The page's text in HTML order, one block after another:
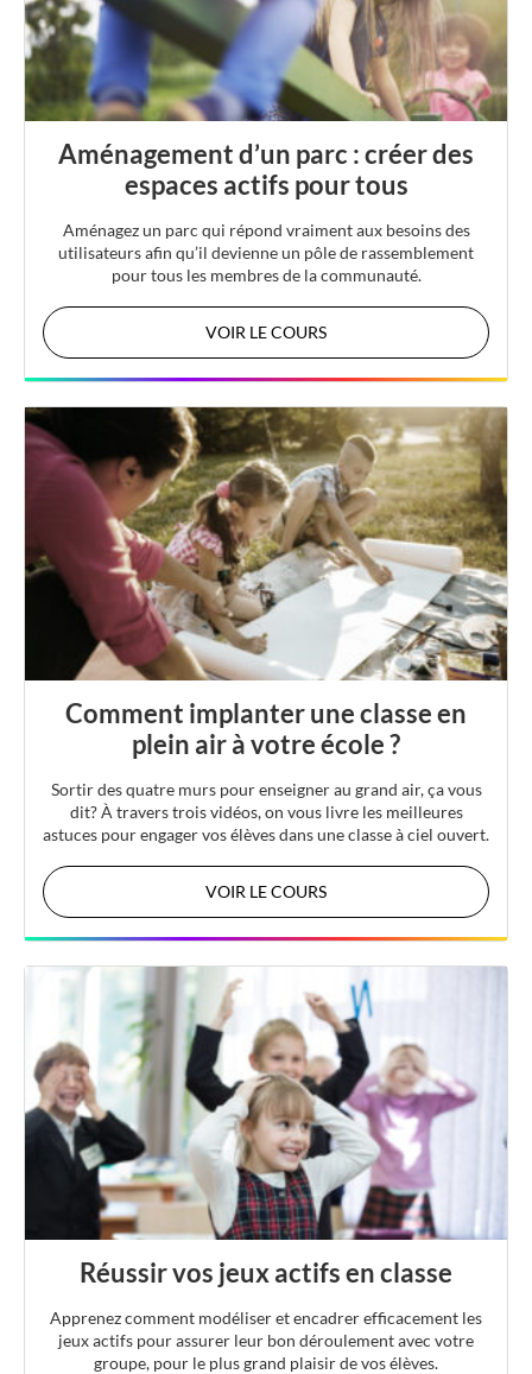
Aménagement d’un parc : créer des
espaces actifs pour tous
Aménagez un parc qui répond vraiment aux besoins des
utilisateurs afin qu’il devienne un pôle de rassemblement
pour tous les membres de la communauté.
VOIR LE COURS
Comment implanter une classe en
plein air à votre école ?
Sortir des quatre murs pour enseigner au grand air, ça vous
dit? À travers trois vidéos, on vous livre les meilleures
astuces pour engager vos élèves dans une classe à ciel ouvert.
VOIR LE COURS
Réussir vos jeux actifs en classe
Apprenez comment modéliser et encadrer efficacement les
jeux actifs pour assurer leur bon déroulement avec votre
groupe, pour le plus grand plaisir de vos élèves.